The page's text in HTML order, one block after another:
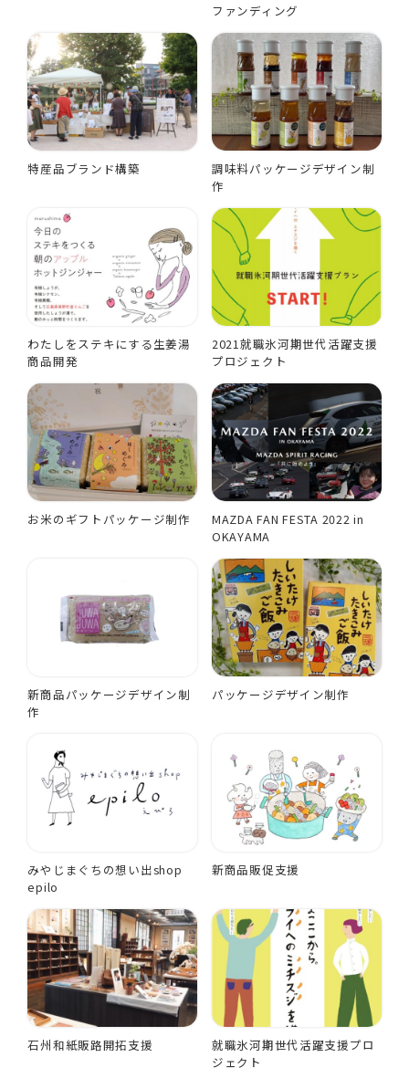
ファンディング
特産品ブランド構築
調味料パッケージデザイン制
作
わたしをステキにする生姜湯
商品開発
2021就職氷河期世代活躍支援
プロジェクト
お米のギフトパッケージ制作
MAZDA FAN FESTA 2022 in
OKAYAMA
新商品パッケージデザイン制
作
パッケージデザイン制作
みやじまぐちの想い出shop
epilo
新商品販促支援
石州和紙販路開拓支援
就職氷河期世代活躍支援プロ
ジェクト